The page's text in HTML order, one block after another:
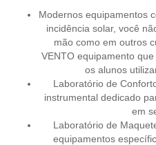
Modernos equipamentos
incidência solar, você
mão como em outros
VENTO equipamento
os alunos
Laboratório de
instrumental dedicado
em
Laboratório de
equipamentos